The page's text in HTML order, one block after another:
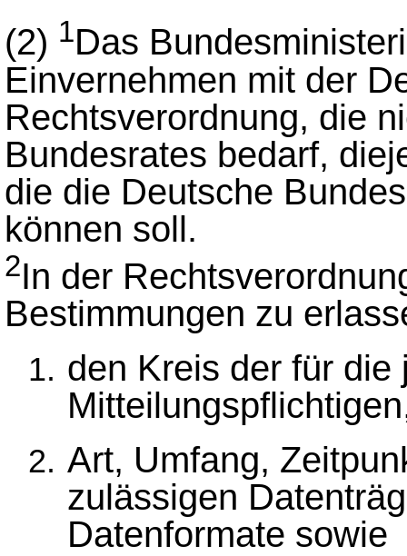
(2) 1Das
Einvernehmen mit der
Rechtsverordnung, die
Bundesrates bedarf,
die die Deutsche
können soll.
2In der
Bestimmungen zu
den Kreis der für die
Art, Umfang,
zulässigen
Datenformate sowie